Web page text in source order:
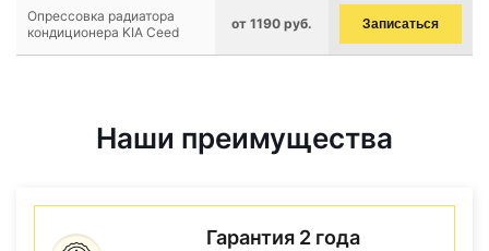
Опрессовка радиатора
кондиционера KIA Ceed
от 1190 руб. Записаться
Наши преимущества
Гарантия 2 года